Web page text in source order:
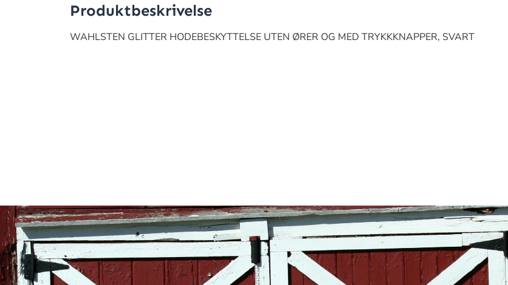
Produktbeskrivelse
WAHLSTEN GLITTER HODEBESKYTTELSE UTEN ØRER OG MED TRYKKKNAPPER, SVART